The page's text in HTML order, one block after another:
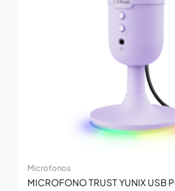
Microfonos
MICROFONO TRUST YUNIX USB